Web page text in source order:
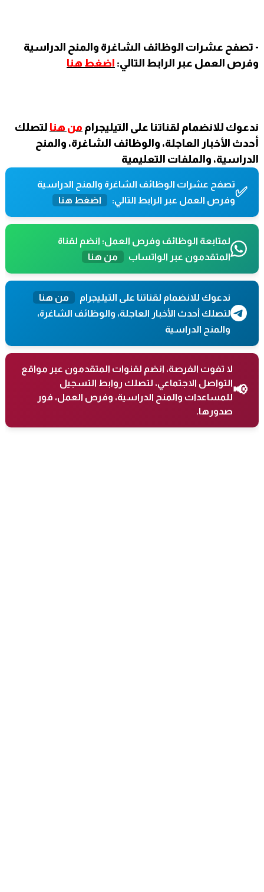
- تصفح عشرات الوظائف الشاغرة والمنح الدراسية
وفرص العمل عبر الرابط التالي: اضغط هنا
ندعوك للانضمام لقناتنا على التيليجرام من هنا لتصلك
أحدث الأخبار العاجلة، والوظائف الشاغرة، والمنح
الدراسية، والملفات التعليمية
✅تصفح عشرات الوظائف الشاغرة والمنح الدراسية
وفرص العمل عبر الرابط التالي:
اضغط هنا
لمتابعة الوظائف وفرص العمل؛ انضم لقناة
المتقدمون عبر الواتساب
من هنا
ندعوك للانضمام لقناتنا على التيليجرام
من هنا
لتصلك أحدث الأخبار العاجلة، والوظائف الشاغرة،
والمنح الدراسية
📢
لا تفوت الفرصة، انضم لقنوات المتقدمون عبر مواقع
التواصل الاجتماعي، لتصلك روابط التسجيل
للمساعدات والمنح الدراسية، وفرص العمل، فور
صدورها.